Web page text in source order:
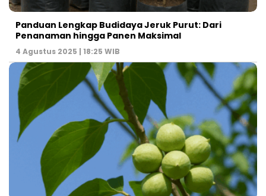
Panduan Lengkap Budidaya Jeruk Purut: Dari
Penanaman hingga Panen Maksimal
4 Agustus 2025 | 18:25 WIB